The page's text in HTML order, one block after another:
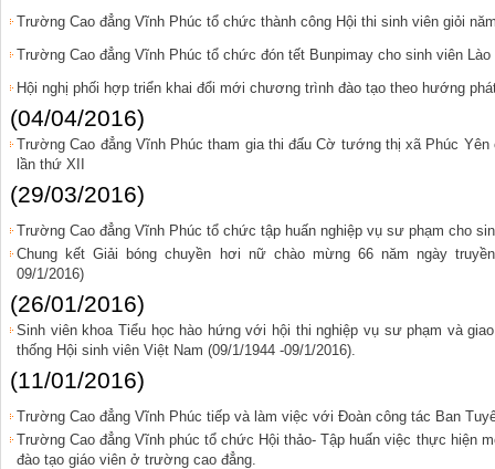
Trường Cao đẳng Vĩnh Phúc tổ chức thành công Hội thi sinh viên giỏi
Trường Cao đẳng Vĩnh Phúc tổ chức đón tết Bunpimay cho sinh viên Lào
Hội nghị phối hợp triển khai đổi mới chương trình đào tạo theo hướng
(04/04/2016)
Trường Cao đẳng Vĩnh Phúc tham gia thi đấu Cờ tướng thị xã Phúc
lần thứ XII
(29/03/2016)
Trường Cao đẳng Vĩnh Phúc tổ chức tập huấn nghiệp vụ sư phạm cho
Chung kết Giải bóng chuyền hơi nữ chào mừng 66 năm ngày
09/1/2016)
(26/01/2016)
Sinh viên khoa Tiểu học hào hứng với hội thi nghiệp vụ sư phạm và
thống Hội sinh viên Việt Nam (09/1/1944 -09/1/2016).
(11/01/2016)
Trường Cao đẳng Vĩnh Phúc tiếp và làm việc với Đoàn công tác Ban
Trường Cao đẳng Vĩnh phúc tổ chức Hội thảo- Tập huấn việc thực hiện
đào tạo giáo viên ở trường cao đẳng.